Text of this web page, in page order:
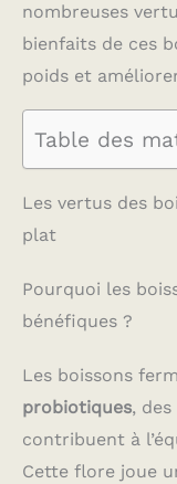
nombreuses
bienfaits de ces
poids et
Table des
Les vertus des
plat
Pourquoi les
bénéfiques ?
Les boissons
probiotiques,
contribuent à
Cette flore joue